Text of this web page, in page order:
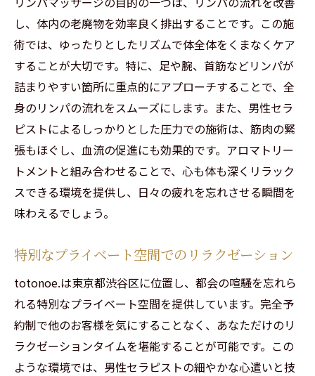
渋谷で心身ともにリフレッシュする方法
特別なプライベート空間での究極のリラク
ゼーション
し、体内の老廃物を効率良く排出することです。この施
術では、ゆったりとしたリズムで体全体をくまなくケア
することが大切です。特に、足や腕、首筋などリンパが
詰まりやすい箇所に重点的にアプローチすることで、全
身のリンパの流れをスムーズにします。また、男性セラ
ピストによるしっかりとした圧力での施術は、筋肉の緊
張もほぐし、血流の促進にも効果的です。アロマトリー
トメントと組み合わせることで、心も体も深くリラック
スできる環境を提供し、日々の疲れを忘れさせる瞬間を
味わえるでしょう。
特別なプライベート空間でのリラクゼーション
totonoe.は東京都渋谷区に位置し、都会の喧騒を忘れら
れる特別なプライベート空間を提供しています。完全予
約制で他のお客様を気にすることなく、あなただけのリ
ラクゼーションタイムを堪能することが可能です。この
ような環境では、男性セラピストの細やかな心遣いと技